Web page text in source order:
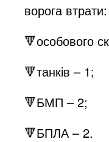
ворога втрати:
🔻особового
🔻танків – 1;
🔻БМП – 2;
🔻БПЛА – 2.